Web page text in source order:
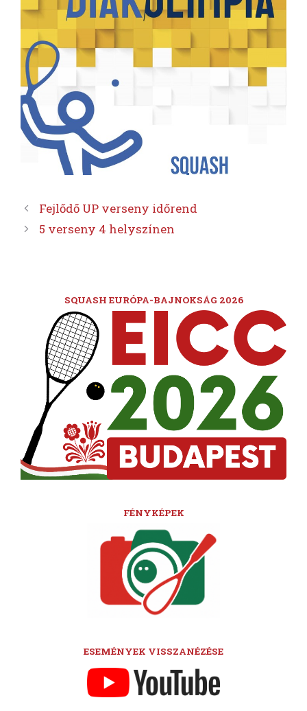
Fejlődő UP verseny időrend
5 verseny 4 helyszínen
SQUASH EURÓPA-BAJNOKSÁG 2026
FÉNYKÉPEK
ESEMÉNYEK VISSZANÉZÉSE